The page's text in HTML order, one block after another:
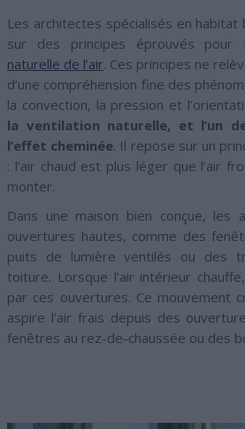
Les architectes spécialisés en habitat
sur des principes éprouvés pour
naturelle de l’air. Ces principes ne
d’une compréhension fine des
la convection, la pression et
la ventilation naturelle, et l’un
l’effet cheminée. Il repose sur un
: l’air chaud est plus léger que l’air
monter.
Dans une maison bien conçue, les
ouvertures hautes, comme des
puits de lumière ventilés ou des
toiture. Lorsque l’air intérieur
par ces ouvertures. Ce mouvement
aspire l’air frais depuis des
fenêtres au rez-de-chaussée ou des